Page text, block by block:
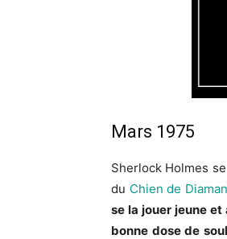
Mars 1975
Sherlock Holmes
du Chien de
se la jouer jeune et
bonne dose de soul